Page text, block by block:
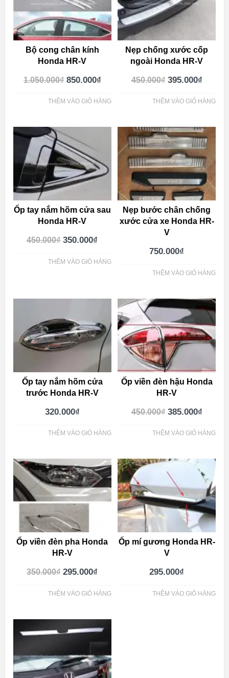
Bộ cong chân kính
Honda HR-V
1.050.000₫ 850.000₫
THÊM VÀO GIỎ HÀNG
Nẹp chống xước cốp
ngoài Honda HR-V
450.000₫ 395.000₫
THÊM VÀO GIỎ HÀNG
Ốp tay nắm hõm cửa sau
Honda HR-V
450.000₫ 350.000₫
THÊM VÀO GIỎ HÀNG
Nẹp bước chân chống
xước cửa xe Honda HR-
V
750.000₫
THÊM VÀO GIỎ HÀNG
Ốp tay nắm hõm cửa
trước Honda HR-V
320.000₫
THÊM VÀO GIỎ HÀNG
Ốp viền đèn hậu Honda
HR-V
450.000₫ 385.000₫
THÊM VÀO GIỎ HÀNG
Ốp viền đèn pha Honda
HR-V
350.000₫ 295.000₫
THÊM VÀO GIỎ HÀNG
Ốp mí gương Honda HR-
V
295.000₫
THÊM VÀO GIỎ HÀNG